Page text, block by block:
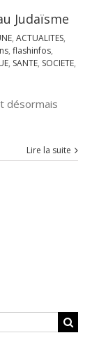
Judaïsme
, ACTUALITES,
, flashinfos,
, SANTE, SOCIETE,
désormais
Lire la suite